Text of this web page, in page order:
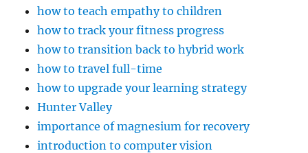
how to teach empathy to children
how to track your fitness progress
how to transition back to hybrid work
how to travel full-time
how to upgrade your learning strategy
Hunter Valley
importance of magnesium for recovery
introduction to computer vision